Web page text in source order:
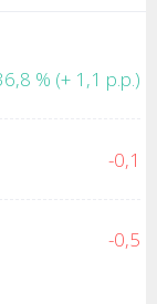
% (+ 1,1 p.p.)
-0,1
-0,5